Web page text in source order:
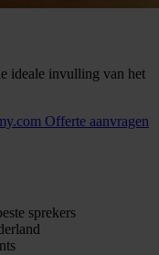
ideale invulling van het
Offerte aanvragen
sprekers